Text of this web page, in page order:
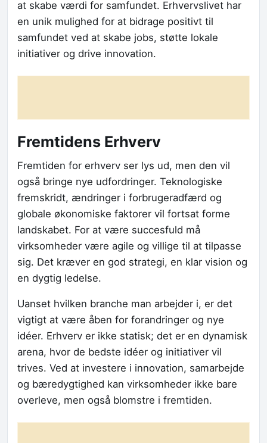
at skabe værdi for samfundet. Erhvervslivet har
en unik mulighed for at bidrage positivt til
samfundet ved at skabe jobs, støtte lokale
initiativer og drive innovation.
Fremtidens Erhverv
Fremtiden for erhverv ser lys ud, men den vil
også bringe nye udfordringer. Teknologiske
fremskridt, ændringer i forbrugeradfærd og
globale økonomiske faktorer vil fortsat forme
landskabet. For at være succesfuld må
virksomheder være agile og villige til at tilpasse
sig. Det kræver en god strategi, en klar vision og
en dygtig ledelse.
Uanset hvilken branche man arbejder i, er det
vigtigt at være åben for forandringer og nye
idéer. Erhverv er ikke statisk; det er en dynamisk
arena, hvor de bedste idéer og initiativer vil
trives. Ved at investere i innovation, samarbejde
og bæredygtighed kan virksomheder ikke bare
overleve, men også blomstre i fremtiden.